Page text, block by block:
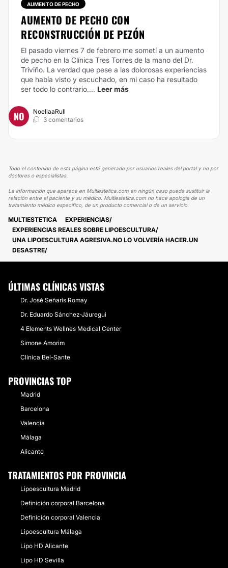
AUMENTO DE PECHO
AUMENTO DE PECHO CON
RECONSTRUCCIÓN DE PEZÓN
El pasado viernes 7 de febrero me sometí a un aumento
de pecho en la Clínica Tres Torres de la mano del Dr.
Triviño. La verdad que pese a las dolorosas experiencias
que había visto y escuchado, en mi caso ha resultado
ser todo lo contrario.... Leer más
NO
NoeliaaRull
3 comentarios
Todo el contenido de esta página está generado por usuarios reales del portal y no por
doctores o especialistas.
La información que aparece en Multiestetica.com en ningún caso puede sustituir la
relación entre el paciente y su médico. Multiestetica.com no hace apología de un
tratamiento médico específico, de un producto comercial o de un servicio.
MULTIESTETICA
EXPERIENCIAS
EXPERIENCIAS REALES SOBRE LIPOESCULTURA
UNA LIPOESCULTURA AGRESIVA.NO LO VOLVERÍA HACER.UN
DESASTRE
ÚLTIMAS CLÍNICAS VISTAS
Dr. José Señarís Romay
Dr. Eduardo Sánchez-Jáuregui
4 Elements Wellnes Medical Center
Simone Amorim
Clínica Bel-Sante
PROVINCIAS TOP
Madrid
Barcelona
Valencia
Málaga
Alicante
TRATAMIENTOS POR PROVINCIA
Lipoescultura Madrid
Definición corporal Barcelona
Definición corporal Valencia
Lipoescultura Málaga
Lipo HD Alicante
Lipo HD Sevilla